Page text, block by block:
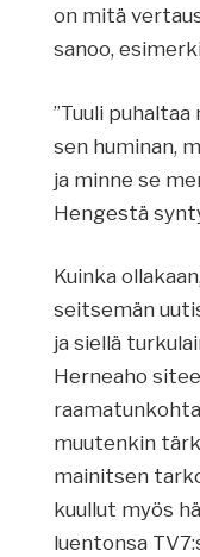
on mitä
sanoo,
”Tuuli
sen huminan,
ja minne se
Hengestä
Kuinka
seitsemän
ja siellä
Herneaho
muutenkin
mainitsen
kuullut myös
luentonsa